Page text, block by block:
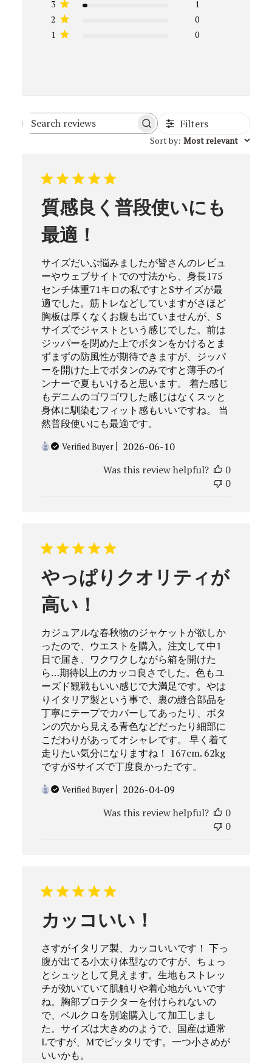
3
1
2
0
1
0
Search
Filters
Sort by: Most relevant
質感良く普段使いにも
最適！
サイズだいぶ悩みましたが皆さんのレビュ
ーやウェブサイトでの寸法から、身長175
センチ体重71キロの私ですとSサイズが最
適でした。筋トレなどしていますがさほど
胸板は厚くなくお腹も出ていませんが、S
サイズでジャストという感じでした。前は
ジッパーを閉めた上でボタンをかけるとま
ずまずの防風性が期待できますが、ジッパ
ーを開けた上でボタンのみですと薄手のイ
ンナーで夏もいけると思います。 着た感じ
もデニムのゴワゴワした感じはなくスッと
身体に馴染むフィット感もいいですね。 当
然普段使いにも最適です。
Verified Buyer
Published
2026-06-10
Was this review helpful?
0
0
やっぱりクオリティが
高い！
カジュアルな春秋物のジャケットが欲しか
ったので、ウエストを購入。注文して中1
日で届き、ワクワクしながら箱を開けた
ら…期待以上のカッコ良さでした。色もユ
ーズド観戦もいい感じで大満足です。やは
りイタリア製という事で、裏の縫合部品を
丁寧にテープでカバーしてあったり、ボタ
ンの穴から見える青色などだったり細部に
こだわりがあってオシャレです。 早く着て
走りたい気分になりますね！ 167cm. 62kg
ですがSサイズで丁度良かったです。
Verified Buyer
Published
2026-04-09
Was this review helpful?
0
0
カッコいい！
さすがイタリア製、カッコいいです！ 下っ
腹が出てる小太り体型なのですが、ちょっ
とシュッとして見えます。生地もストレッ
チが効いていて肌触りや着心地がいいです
ね。胸部プロテクターを付けられないの
で、ベルクロを別途購入して加工しまし
た。サイズは大きめのようで、国産は通常
Lですが、Mでピッタリです。一つ小さめが
いいかも。